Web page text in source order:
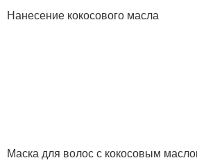
Нанесение кокосового масла
Маска для волос с кокосовым